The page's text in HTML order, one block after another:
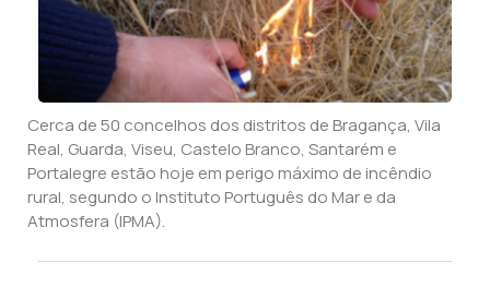
Cerca de 50 concelhos dos distritos de Bragança, Vila
Real, Guarda, Viseu, Castelo Branco, Santarém e
Portalegre estão hoje em perigo máximo de incêndio
rural, segundo o Instituto Português do Mar e da
Atmosfera (IPMA).